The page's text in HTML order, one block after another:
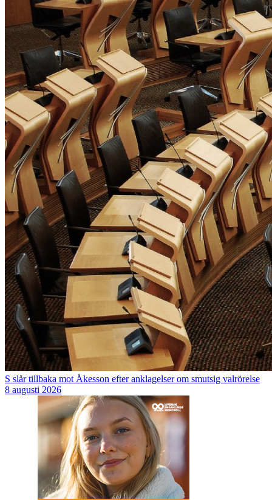
S slår tillbaka mot Åkesson efter anklagelser om smutsig valrörelse
8 augusti 2026